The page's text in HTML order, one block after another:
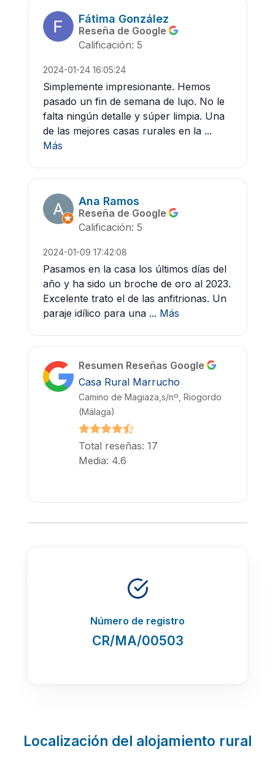
Fátima González
Reseña de Google
Calificación: 5
2024-01-24 16:05:24
Simplemente impresionante. Hemos
pasado un fin de semana de lujo. No le
falta ningún detalle y súper limpia. Una
de las mejores casas rurales en la ...
Más
Ana Ramos
Reseña de Google
Calificación: 5
2024-01-09 17:42:08
Pasamos en la casa los últimos días del
año y ha sido un broche de oro al 2023.
Excelente trato el de las anfitrionas. Un
paraje idílico para una ... Más
Resumen Reseñas Google
Casa Rural Marrucho
Camino de Magiaza,s/nº, Riogordo
(Málaga)
Total reseñas: 17
Media: 4.6
Número de registro
CR/MA/00503
Localización del alojamiento rural